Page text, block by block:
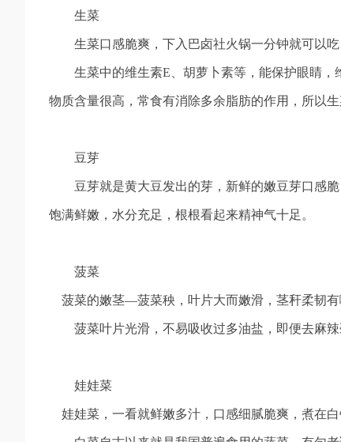
生菜
生菜口感脆爽，下入巴卤社火锅一分钟就可以吃
生菜中的维生素E、胡萝卜素等，能保护眼睛，
物质含量很高，常食有消除多余脂肪的作用，所以生
豆芽
豆芽就是黄大豆发出的芽，新鲜的嫩豆芽口感脆
饱满鲜嫩，水分充足，根根看起来精神气十足。
菠菜
菠菜的嫩茎—菠菜秧，叶片大而嫩滑，茎秆柔韧有
菠菜叶片光滑，不易吸收过多油盐，即便去麻辣
娃娃菜
娃娃菜，一看就鲜嫩多汁，口感细腻脆爽，煮在白